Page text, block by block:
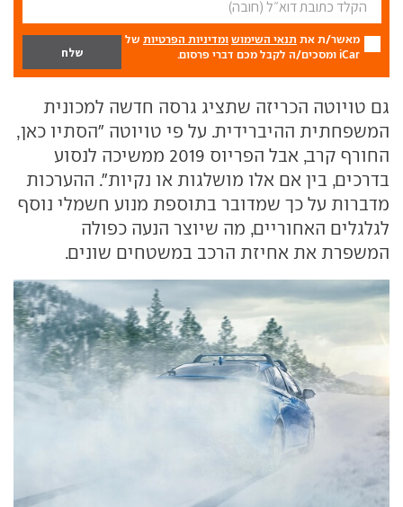
מאשר/ת את תנאי השימוש ומדיניות הפרטיות של
iCar ומסכים/ה לקבל מכם דברי פרסום.
גם טויוטה הכריזה שתציג גרסה חדשה למכונית
המשפחתית ההיברידית. על פי טויוטה "הסתיו כאן,
החורף קרב, אבל הפריוס 2019 ממשיכה לנסוע
בדרכים, בין אם אלו מושלגות או נקיות". ההערכות
מדברות על כך שמדובר בתוספת מנוע חשמלי נוסף
לגלגלים האחוריים, מה שיוצר הנעה כפולה
המשפרת את אחיזת הרכב במשטחים שונים.